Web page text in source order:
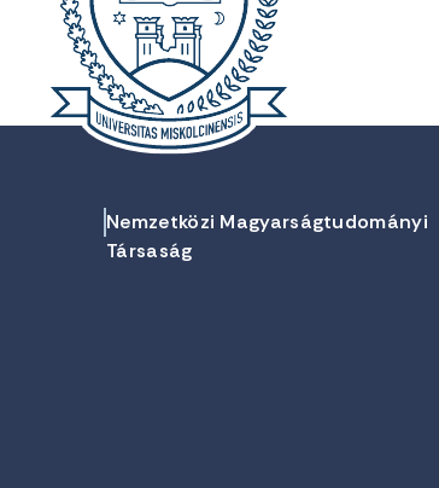
Nemzetközi Magyarságtudományi
Társaság